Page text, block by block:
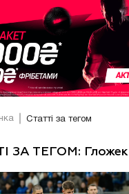
Статті за тегом
ЗА ТЕГОМ: Гложек